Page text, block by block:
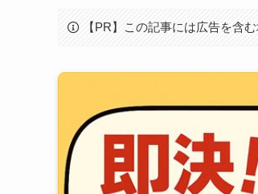
【PR】この記事には広告を含